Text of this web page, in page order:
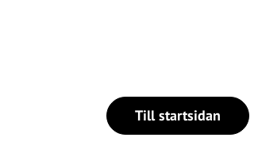
Till startsidan